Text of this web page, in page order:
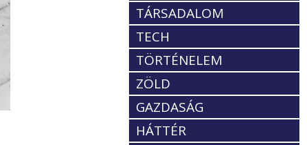
TÁRSADALOM
TECH
TÖRTÉNELEM
ZÖLD
GAZDASÁG
HÁTTÉR